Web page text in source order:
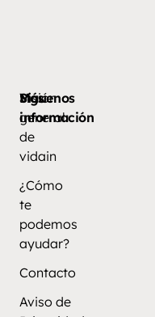
Más
información
Visión
general
de
vidain
¿Cómo
te
podemos
ayudar?
Contacto
Aviso de
Síguenos